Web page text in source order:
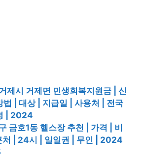
제시 거제면 민생회복지원금 | 신
법 | 대상 | 지급일 | 사용처 | 전국
| 2024
금호1동 헬스장 추천 | 가격 | 비
처 | 24시 | 일일권 | 무인 | 2024